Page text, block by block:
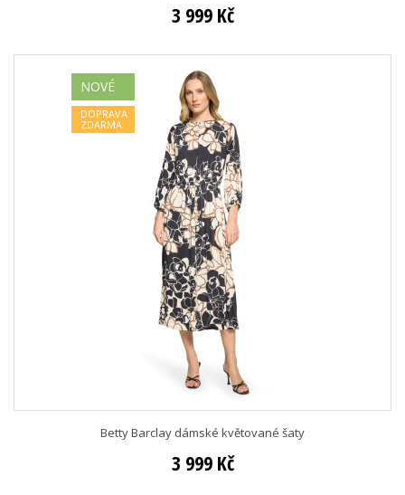
3 999 Kč
NOVÉ
DOPRAVA
ZDARMA
Betty Barclay dámské květované šaty
3 999 Kč